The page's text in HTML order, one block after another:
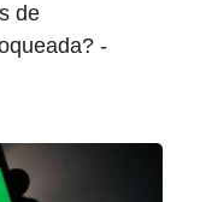
de
-